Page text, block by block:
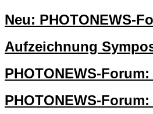
Neu: PHOTONEWS-
Aufzeichnung
PHOTONEWS-Forum:
PHOTONEWS-